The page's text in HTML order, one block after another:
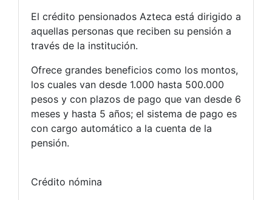
El crédito pensionados Azteca está dirigido a
aquellas personas que reciben su pensión a
través de la institución.
Ofrece grandes beneficios como los montos,
los cuales van desde 1.000 hasta 500.000
pesos y con plazos de pago que van desde 6
meses y hasta 5 años; el sistema de pago es
con cargo automático a la cuenta de la
pensión.
Crédito nómina